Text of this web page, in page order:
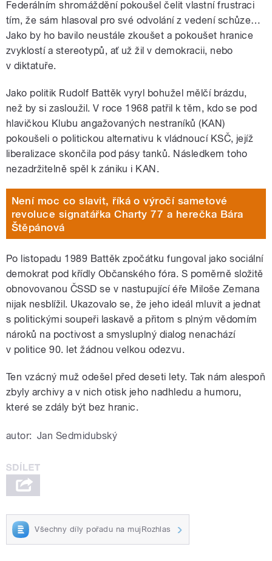
Federálním shromáždění pokoušel čelit vlastní frustraci
tím, že sám hlasoval pro své odvolání z vedení schůze…
Jako by ho bavilo neustále zkoušet a pokoušet hranice
zvyklostí a stereotypů, ať už žil v demokracii, nebo
v diktatuře.
Jako politik Rudolf Battěk vyryl bohužel mělčí brázdu,
než by si zasloužil. V roce 1968 patřil k těm, kdo se pod
hlavičkou Klubu angažovaných nestraníků (KAN)
pokoušeli o politickou alternativu k vládnoucí KSČ, jejíž
liberalizace skončila pod pásy tanků. Následkem toho
nezadržitelně spěl k zániku i KAN.
Není moc co slavit, říká o výročí sametové
revoluce signatářka Charty 77 a herečka Bára
Štěpánová
Po listopadu 1989 Battěk zpočátku fungoval jako sociální
demokrat pod křídly Občanského fóra. S poměrně složitě
obnovovanou ČSSD se v nastupující éře Miloše Zemana
nijak nesblížil. Ukazovalo se, že jeho ideál mluvit a jednat
s politickými soupeři laskavě a přitom s plným vědomím
nároků na poctivost a smysluplný dialog nenachází
v politice 90. let žádnou velkou odezvu.
Ten vzácný muž odešel před deseti lety. Tak nám alespoň
zbyly archivy a v nich otisk jeho nadhledu a humoru,
které se zdály být bez hranic.
autor: Jan Sedmidubský
Všechny díly pořadu na mujRozhlas